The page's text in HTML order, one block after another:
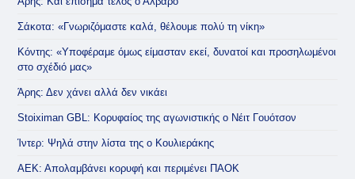
Σάκοτα: «Γνωριζόμαστε καλά, θέλουμε πολύ τη νίκη»
Κόντης: «Υποφέραμε όμως είμασταν εκεί, δυνατοί και προσηλωμένοι
στο σχέδιό μας»
Άρης: Δεν χάνει αλλά δεν νικάει
Stoiximan GBL: Κορυφαίος της αγωνιστικής ο Νέιτ Γουότσον
Ίντερ: Ψηλά στην λίστα της ο Κουλιεράκης
ΑΕΚ: Απολαμβάνει κορυφή και περιμένει ΠΑΟΚ